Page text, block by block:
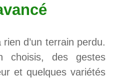
d’un terrain perdu.
choisis, des gestes
et quelques variétés